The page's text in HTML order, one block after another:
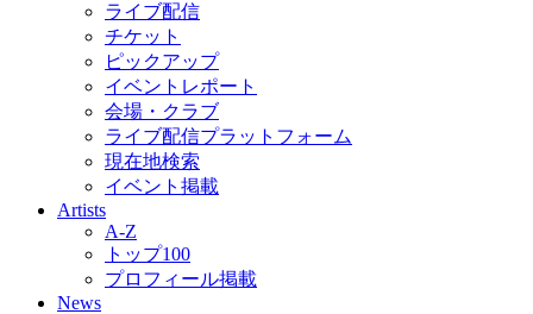
ライブ配信
チケット
ピックアップ
イベントレポート
会場・クラブ
ライブ配信プラットフォーム
現在地検索
イベント掲載
Artists
A-Z
トップ100
プロフィール掲載
News